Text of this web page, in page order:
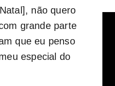
não quero
grande parte
que eu penso
especial do